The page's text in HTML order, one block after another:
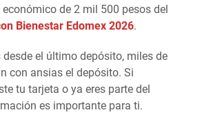
de 2 mil 500 pesos del
Bienestar Edomex 2026.
el último depósito, miles de
con ansias el depósito. Si
tu tarjeta o ya eres parte del
es importante para ti.